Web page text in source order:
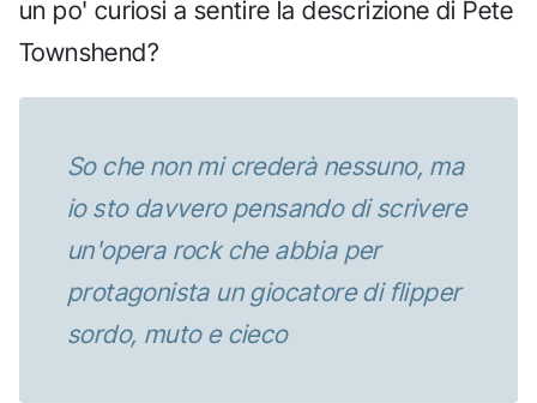
un po' curiosi a sentire la descrizione di Pete
Townshend?
So che non mi crederà nessuno, ma
io sto davvero pensando di scrivere
un'opera rock che abbia per
protagonista un giocatore di flipper
sordo, muto e cieco